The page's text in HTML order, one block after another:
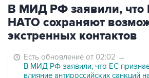
В МИД РФ заявили, что
НАТО сохраняют
экстренных контактов
Есть обновление от 02:02 →
В МИД РФ заявили, что ЕС
влияние антироссийских санкций